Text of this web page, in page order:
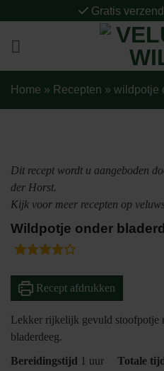
inhoud
Gratis
Home » Recepten » wildpotje
Dit recept wordt u aangeboden
der Horst.
Kijk voor meer recepten op
Wildpotje onder
Recept afdrukken
Lekker rijkelijk gevuld stoofpotje
bladerdeeg.
Bereidingstijd 1 uur
uur Totale